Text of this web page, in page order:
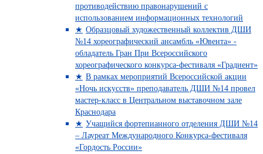
противодействию правонарушений с
использованием информационных технологий
Образцовый художественный коллектив ДШИ
№14 хореографический ансамбль «Ювента» -
обладатель Гран При Всероссийского
хореографического конкурса-фестиваля «Градиент»
В рамках мероприятий Всероссийской акции
«Ночь искусств» преподаватель ДШИ №14 провел
мастер-класс в Центральном выставочном зале
Краснодара
Учащийся фортепианного отделения ДШИ №14
– Лауреат Международного Конкурса-фестиваля
«Гордость России»